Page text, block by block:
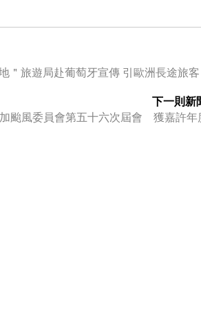
＂旅遊局赴葡萄牙宣傳 引歐洲長途旅客
下一則新
颱風委員會第五十六次屆會 獲嘉許年